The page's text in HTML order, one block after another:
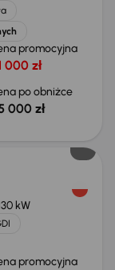
promocyjna
000 zł
po obniżce
000 zł
kW
promocyjna